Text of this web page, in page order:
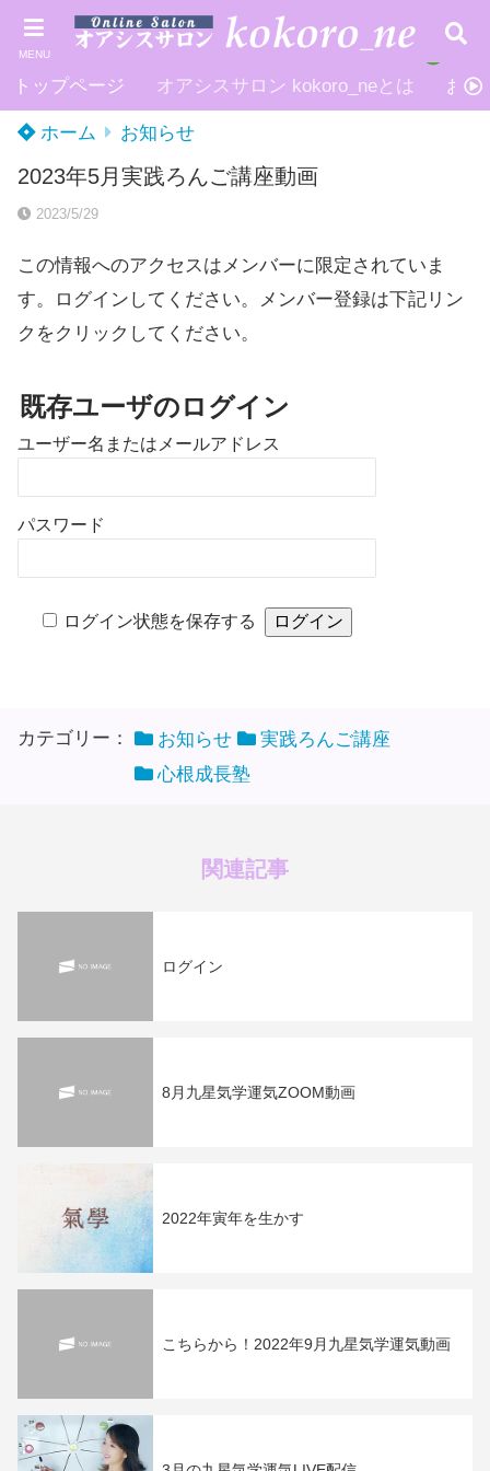
MENU
トップページ オアシスサロン kokoro_neとは お申
ホーム お知らせ
2023年5月実践ろんご講座動画
2023/5/29
この情報へのアクセスはメンバーに限定されていま
す。ログインしてください。メンバー登録は下記リン
クをクリックしてください。
既存ユーザのログイン
ユーザー名またはメールアドレス
パスワード
ログイン状態を保存する
カテゴリー： お知らせ
実践ろんご講座
心根成長塾
関連記事
ログイン
8月九星気学運気ZOOM動画
2022年寅年を生かす
こちらから！2022年9月九星気学運気動画